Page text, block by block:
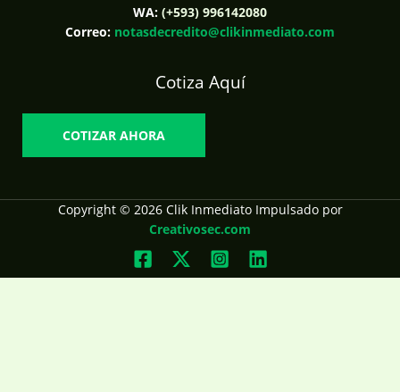
WA: (+593) 996142080
Correo: notasdecredito@clikinmediato.com
Cotiza Aquí
COTIZAR AHORA
Copyright © 2026 Clik Inmediato Impulsado por
Creativosec.com